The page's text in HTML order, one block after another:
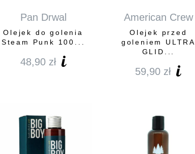
Pan Drwal
Olejek do golenia
Steam Punk 100...
48,90 zł
American Crew
Olejek przed
goleniem ULTRA
GLID...
59,90 zł